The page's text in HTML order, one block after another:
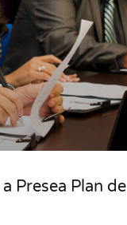
Presea Plan de